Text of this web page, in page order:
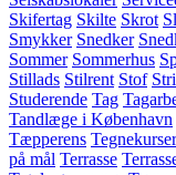
Skifertag Skilte Skrot
Smykker Snedker
Sommer Sommerhus
Stillads Stilrent Stof
Studerende Tag
Tandlæge i København
Tæpperens
på mål Terrasse